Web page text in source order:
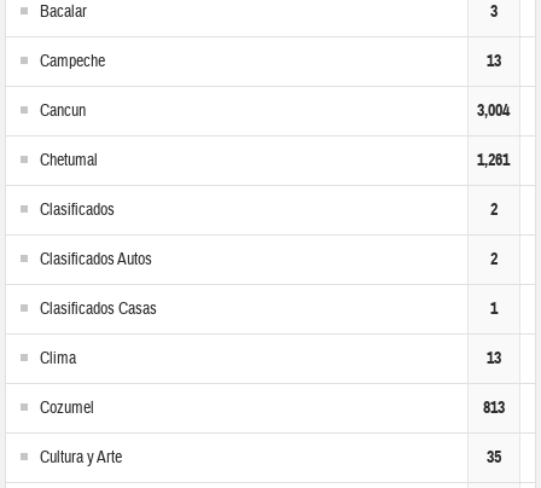
Bacalar 3
Campeche 13
Cancun 3,004
Chetumal 1,261
Clasificados 2
Clasificados Autos 2
Clasificados Casas 1
Clima 13
Cozumel 813
Cultura y Arte 35